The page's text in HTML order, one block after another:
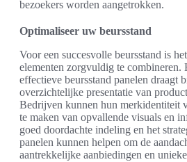
bezoekers worden aangetrokken.
Optimaliseer uw beursstand
Voor een succesvolle beursstand is
elementen zorgvuldig te combineren.
effectieve beursstand panelen draagt
overzichtelijke presentatie van
Bedrijven kunnen hun merkidentiteit
te maken van opvallende visuals en
goed doordachte indeling en het
panelen kunnen helpen om de
aantrekkelijke aanbiedingen en